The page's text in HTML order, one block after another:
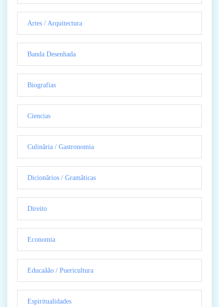
Artes / Arquitectura
Banda Desenhada
Biografias
Ciencias
Culinãria / Gastronomia
Dicionãrios / Gramãticas
Direito
Economia
Educaãão / Puericultura
Espiritualidades